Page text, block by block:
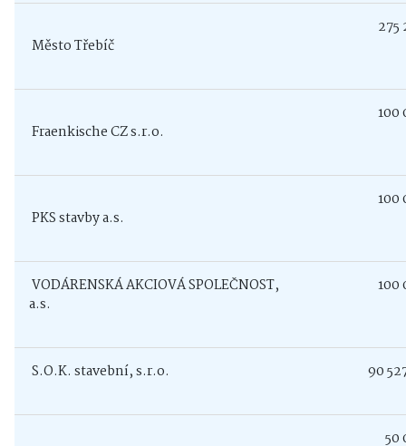
Město Třebíč
275
Fraenkische CZ s.r.o.
100
PKS stavby a.s.
100
VODÁRENSKÁ AKCIOVÁ SPOLEČNOST,
a.s.
100
S.O.K. stavební, s.r.o. 90
50